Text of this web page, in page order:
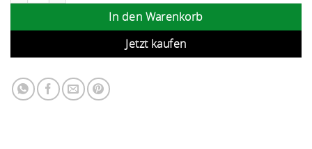
In den Warenkorb
Jetzt kaufen